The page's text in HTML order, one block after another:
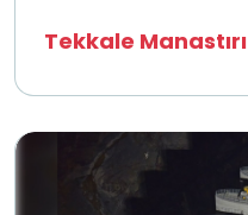
Tekkale Manastırı